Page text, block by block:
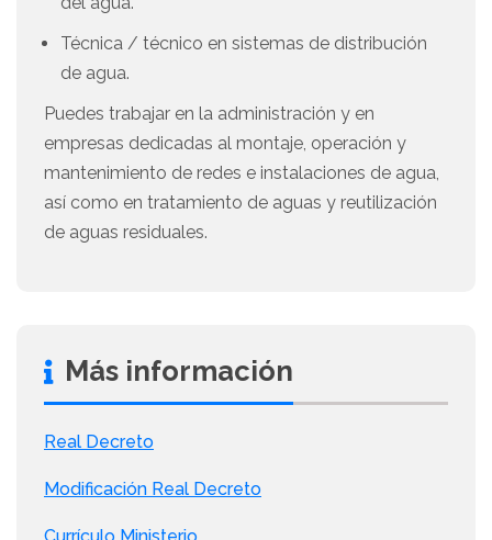
Técnica / técnico en sistemas de distribución
de agua.
Puedes trabajar en la administración y en
empresas dedicadas al montaje, operación y
mantenimiento de redes e instalaciones de agua,
así como en tratamiento de aguas y reutilización
de aguas residuales.
Más información
Real Decreto
Modificación Real Decreto